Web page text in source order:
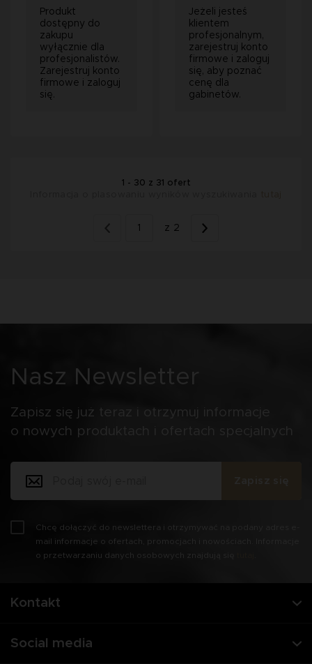
Produkt
dostępny do
zakupu
wyłącznie dla
profesjonalistów.
Zarejestruj konto
firmowe i zaloguj
się.
Jeżeli jesteś
klientem
profesjonalnym,
zarejestruj konto
firmowe i zaloguj
się, aby poznać
cenę dla
gabinetów.
1 - 30 z 31 ofert
1 z 2
Kontakt
Social media
Nasz Newsletter
Zapisz się już teraz i otrzymuj informacje
o nowych produktach i ofertach specjalnych
Chcę dołączyć do newslettera i otrzymywać na podany adres e-
mail informacje o ofertach, promocjach i nowościach. Informacje
o przetwarzaniu danych osobowych znajdują się